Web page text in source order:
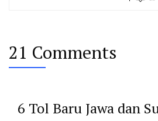
21 Comments
6 Tol Baru Jawa dan